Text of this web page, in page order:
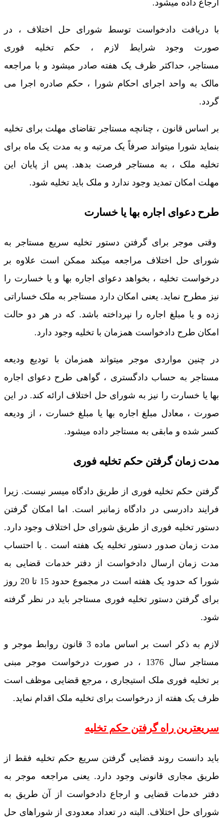
ارجاع داده میشود.
با دریافت دادخواست توسط شورای حل اختلاف ، در
صورت وجود شرایط لازم ، حکم تخلیه فوری
مستاجر، حداکثر ظرف یک هفته صادر میشود و با مراجعه
مالک به واحد اجرای احکام شورا ، حکم صادره اجرا می
گردد.
بر اساس قانون ، چنانچه مستاجر تقاضای مهلت برای تخلیه
بنماید شورا میتواند صرفاً یک مرتبه و به مدت یک ماه برای
تخلیه ملک ، به مستاجر فرصت بدهد. پس از پایان این
مهلت امکان تمدید وجود ندارد و ملک باید تخلیه شود.
طرح دعوای اجاره بها یا خسارت
وقتی موجر برای گرفتن دستور تخلیه سریع مستاجر به
شورای حل اختلاف مراجعه میکند ممکن است علاوه بر
درخواست تخلیه ، بخواهد دعوای اجاره بها و یا خسارت را
نیز مطرح نماید. یعنی امکان دارد مستاجر به ملک خساراتی
زده و یا مبلغ اجاره را نپرداخته باشد. که در هر دو حالت
امکان طرح دادخواست همزمان با تخلیه وجود دارد.
در چنین مواردی موجر میتواند همزمان با تودیع ودیعه
مستاجر به حساب دادگستری ، گواهی طرح دعوای اجاره
بها یا خسارت را نیز به شورای حل اختلاف ارائه کند. در این
صورت ، معادل مبلغ اجاره بها یا مبلغ خسارت ، از ودیعه
کسر شده و مابقی به مستاجر داده میشود.
مدت زمان گرفتن حکم تخلیه فوری
گرفتن حکم تخلیه فوری از طریق دادگاه میسر نیست. زیرا
فرایند دادرسی در دادگاه زمانبر است. اما امکان گرفتن
دستور تخلیه فوری از طریق شورای حل اختلاف وجود دارد.
مدت زمان صدور دستور تخلیه یک هفته است . با احتساب
مدت زمان ارسال دادخواست از دفتر خدمات قضایی به
شورا که حدود یک هفته است در مجموع حدود 15 تا 20 روز
برای گرفتن دستور تخلیه فوری مستاجر باید در نظر گرفته
شود.
لازم به ذکر است بر اساس ماده 3 قانون روابط موجر و
مستاجر سال 1376 ، در صورت درخواست موجر مبنی
بر تخلیه فوری ملک استیجاری ، مرجع قضایی موظف است
ظرف یک هفته از درخواست برای تخلیه ملک اقدام نماید.
سریعترین راه گرفتن حکم تخلیه
باید دانست روند قضایی گرفتن سریع حکم تخلیه فقط از
طریق مجاری قانونی وجود دارد. یعنی مراجعه موجر به
دفتر خدمات قضایی و ارجاع دادخواست از آن طریق به
شورای حل اختلاف. البته در تعداد معدودی از شوراهای حل